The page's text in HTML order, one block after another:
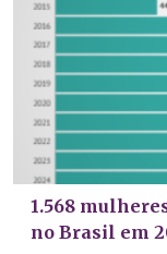
1.568
no Brasil em